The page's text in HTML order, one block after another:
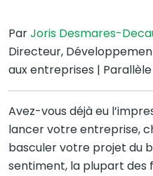
ParJoris Desmares-
Directeur,
aux entreprises |
Avez-vous déjà eu
lancer votre entreprise,
basculer votre projet du
sentiment, la plupart des